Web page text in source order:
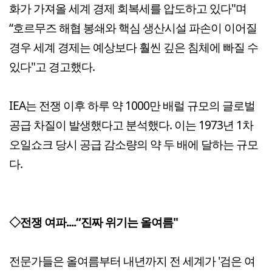
화가 가져올 세계 경제 회복세를 압도하고 있다"며
“호르무즈 해협 봉쇄와 핵심 생산시설 파손이 이어질
경우 세계 경제는 예상보다 훨씬 깊은 침체에 빠질 수
있다"고 경고했다.
IEA는 전쟁 이후 하루 약 1000만 배럴 규모의 글로벌
공급 차질이 발생했다고 분석했다. 이는 1973년 1차
오일쇼크 당시 공급 감소량의 약 두 배에 달하는 규모
다.
◇전쟁 여파....“진짜 위기는 올여름"
전문가들은 올여름부터 내년까지 전 세계가 '검은 여